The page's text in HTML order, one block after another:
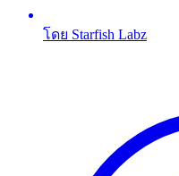
โดย Starfish Labz